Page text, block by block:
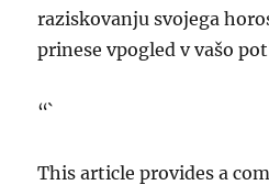
raziskovanju svojega
prinese vpogled v vašo
“`
This article provides a